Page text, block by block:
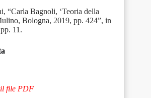
“Carla Bagnoli, ‘Teoria della
Bologna, 2019, pp. 424”, in
11.
il file PDF